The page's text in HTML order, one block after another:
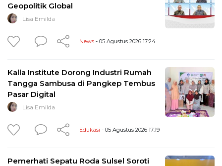
Geopolitik Global
Lisa Emilda
News - 05 Agustus 2026 17:24
Kalla Institute Dorong Industri Rumah
Tangga Sambusa di Pangkep Tembus
Pasar Digital
Lisa Emilda
Edukasi - 05 Agustus 2026 17:19
Pemerhati Sepatu Roda Sulsel Soroti